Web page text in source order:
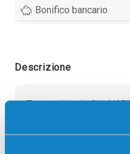
Bonifico bancario
Descrizione
Toner originale Oki
Stampanti: Oki C511DN,
MC561DN, Oki MC562DN